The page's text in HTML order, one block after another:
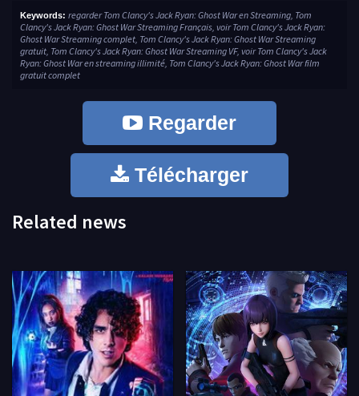
Keywords: regarder Tom Clancy's Jack Ryan: Ghost War en Streaming, Tom
Clancy's Jack Ryan: Ghost War Streaming Français, voir Tom Clancy's Jack Ryan:
Ghost War Streaming complet, Tom Clancy's Jack Ryan: Ghost War Streaming
gratuit, Tom Clancy's Jack Ryan: Ghost War Streaming VF, voir Tom Clancy's Jack
Ryan: Ghost War en streaming illimité, Tom Clancy's Jack Ryan: Ghost War film
gratuit complet
Regarder
Télécharger
Related news